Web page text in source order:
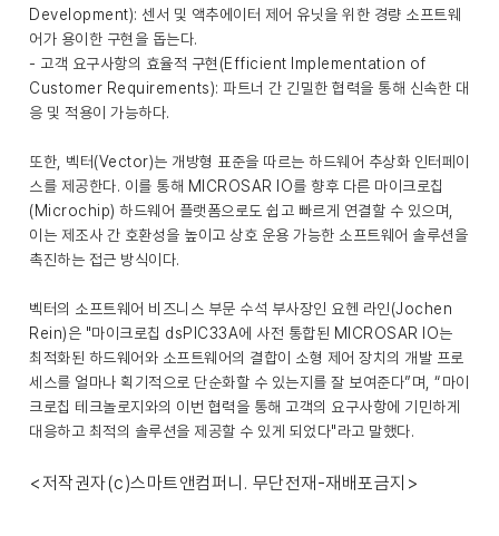
Development): 센서 및 액추에이터 제어 유닛을 위한 경량 소프트웨
어가 용이한 구현을 돕는다.
- 고객 요구사항의 효율적 구현(Efficient Implementation of
Customer Requirements): 파트너 간 긴밀한 협력을 통해 신속한 대
응 및 적용이 가능하다.
또한, 벡터(Vector)는 개방형 표준을 따르는 하드웨어 추상화 인터페이
스를 제공한다. 이를 통해 MICROSAR IO를 향후 다른 마이크로칩
(Microchip) 하드웨어 플랫폼으로도 쉽고 빠르게 연결할 수 있으며,
이는 제조사 간 호환성을 높이고 상호 운용 가능한 소프트웨어 솔루션을
촉진하는 접근 방식이다.
벡터의 소프트웨어 비즈니스 부문 수석 부사장인 요헨 라인(Jochen
Rein)은 "마이크로칩 dsPIC33A에 사전 통합된 MICROSAR IO는
최적화된 하드웨어와 소프트웨어의 결합이 소형 제어 장치의 개발 프로
세스를 얼마나 획기적으로 단순화할 수 있는지를 잘 보여준다”며, “마이
크로칩 테크놀로지와의 이번 협력을 통해 고객의 요구사항에 기민하게
대응하고 최적의 솔루션을 제공할 수 있게 되었다"라고 말했다.
<저작권자(c)스마트앤컴퍼니. 무단전재-재배포금지>